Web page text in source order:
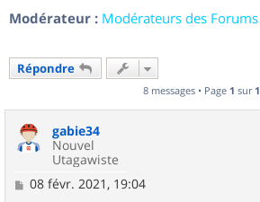
Modérateur : Modérateurs des Forums
Répondre
8 messages • Page 1 sur 1
gabie34
Nouvel
Utagawiste
M
08 févr. 2021, 19:04